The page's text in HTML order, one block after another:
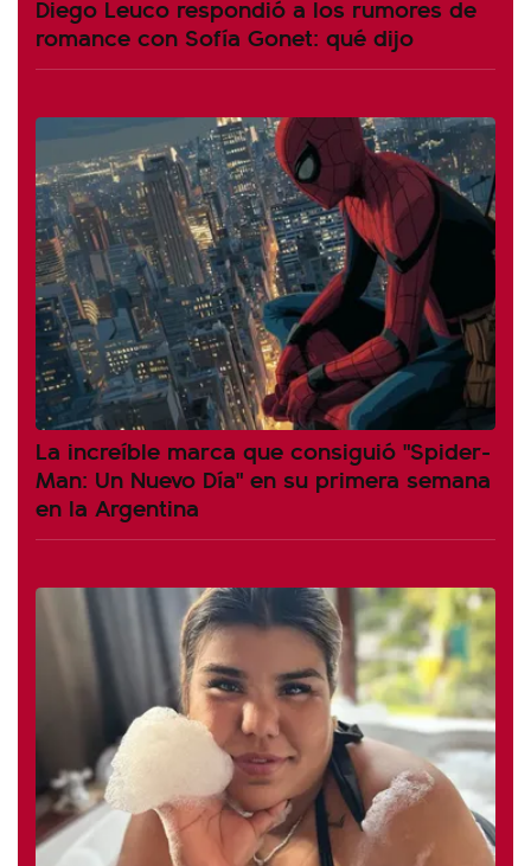
Diego Leuco respondió a los rumores de
romance con Sofía Gonet: qué dijo
La increíble marca que consiguió "Spider-
Man: Un Nuevo Día" en su primera semana
en la Argentina